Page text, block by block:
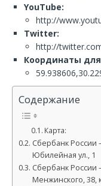
YouTube:
http://
Twitter:
http://
Координаты
Содержание
Карта:
Сбербанк России
Юбилейная ул., 1
Сбербанк России
Менжинского, 38,